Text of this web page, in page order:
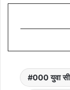
000 युवा